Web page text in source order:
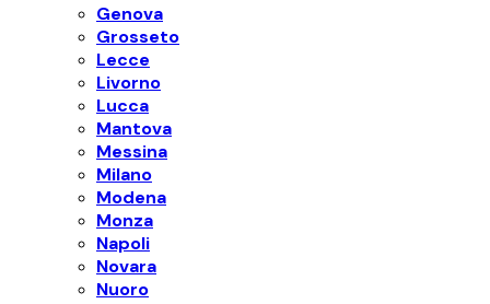
Genova
Grosseto
Lecce
Livorno
Lucca
Mantova
Messina
Milano
Modena
Monza
Napoli
Novara
Nuoro